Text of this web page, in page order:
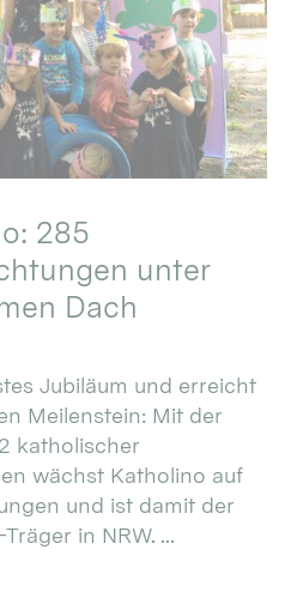
285
unter
Dach
Jubiläum und erreicht
Meilenstein: Mit der
katholischer
wächst Katholino auf
und ist damit der
in NRW. ...